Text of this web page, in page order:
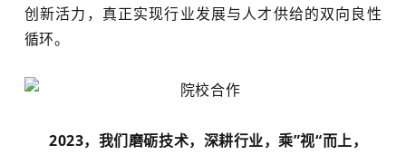
创新活力，真正实现行业发展与人才供给的双向良性
循环。
2023，我们磨砺技术，深耕行业，乘”视“而上，